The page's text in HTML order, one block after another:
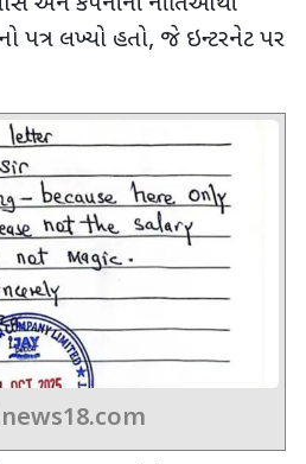
પત્ર લખ્યો હતો, જે ઇન્ટરનેટ પર